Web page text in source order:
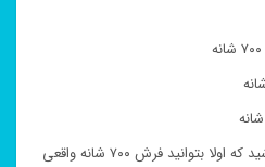
پس تا انتهای مقاله با ما همراه باشید که اولا بتوانید فرش ۷۰۰ شانه واقعی